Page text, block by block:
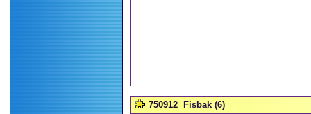
750912 Fisbak (6)